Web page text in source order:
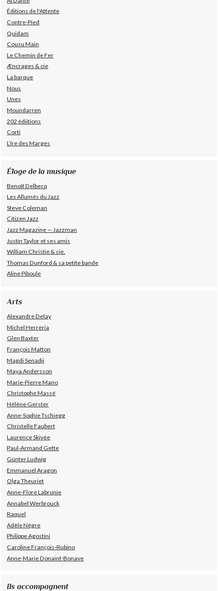
Éditions de l'Attente
Contre-Pied
Quidam
Cousu Main
Le Chemin de Fer
Æncrages & cie
La barque
Nous
Unes
Moundarren
202 édiitions
Corti
L’Ire des Marges
Éloge de la musique
Benoît Delbecq
Les Allumés du Jazz
Steve Coleman
Citizen Jazz
Jazz Magazine — Jazzman
Justin Taylor et ses amis
William Christie & cie.
Thomas Dunford & sa petite bande
Aline Piboule
Arts
Alexandre Delay
Michel Herreria
Glen Baxter
François Matton
Magdi Senadji
Maya Andersson
Marie-Pierre Mano
Christophe Massé
Hélène Gerster
Anne-Sophie Tschiegg
Christelle Faubert
Laurence Skivée
Paul-Armand Gette
Günter Ludwig
Emmanuel Aragon
Olga Theuriet
Anne-Flore Labrunie
Annabel Werbrouck
Raquel
Adèle Nègre
Philippe Agostini
Caroline François-Rubino
Anne-Marie Donaint-Bonave
Ils accompagnent